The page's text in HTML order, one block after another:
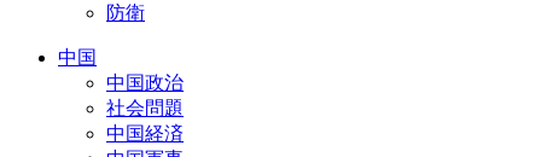
防衛
中国
中国政治
社会問題
中国経済